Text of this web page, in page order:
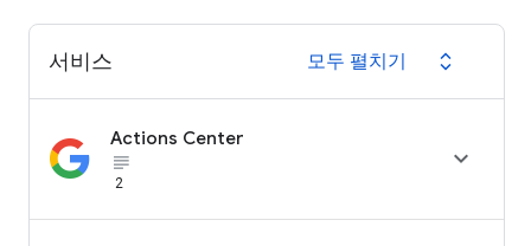
서비스 모두 펼치기 expand_all
Actions Center
subject_black
2
